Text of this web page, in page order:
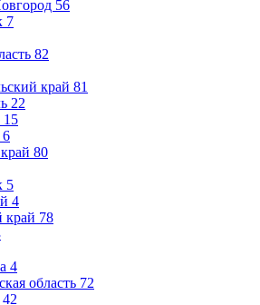
56
7
82
край 81
22
15
6
80
5
4
край 78
4
область 72
42